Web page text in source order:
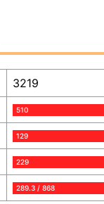
3219
510
129
229
289.3 / 868